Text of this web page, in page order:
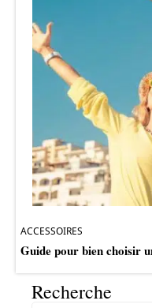
ACCESSOIRES
Guide pour bien choisir
Recherche